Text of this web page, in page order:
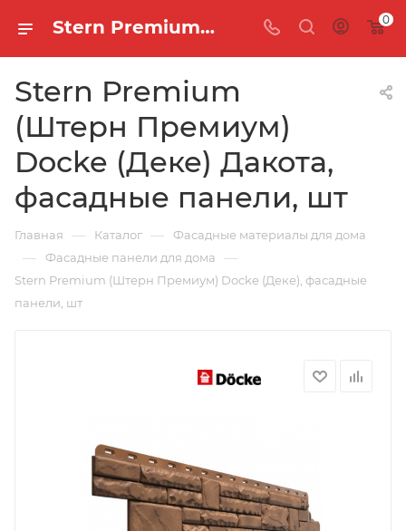
Stern Premium (Штерн Премиум) Docke (Деке) Дакота, фасадные панели, шт 0
Stern Premium
(Штерн Премиум)
Docke (Деке) Дакота,
фасадные панели, шт
Главная — Каталог — Фасадные материалы для дома
— Фасадные панели для дома —
Stern Premium (Штерн Премиум) Docke (Деке), фасадные
панели, шт